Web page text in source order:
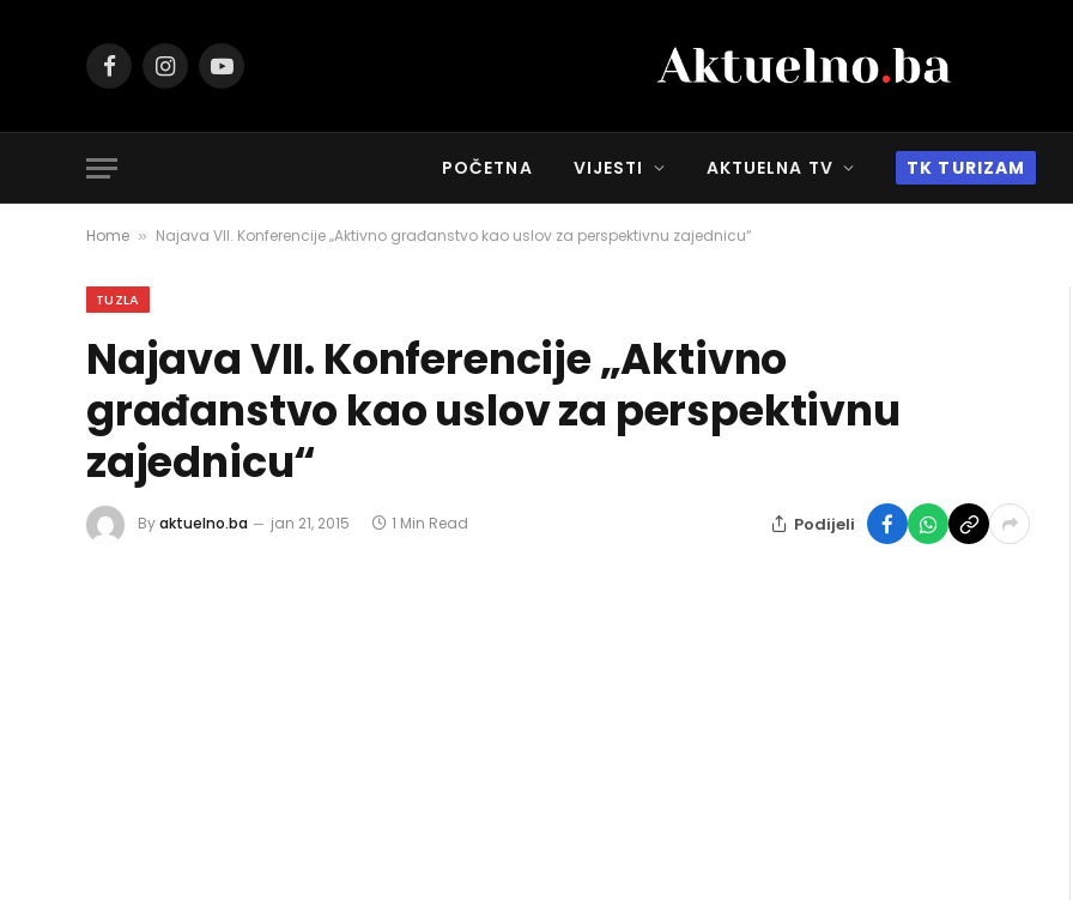
FacebookInstagramYouTube
POČETNA VIJESTI AKTUELNA TV TK TURIZAM
Home » Najava VII. Konferencije „Aktivno građanstvo kao uslov za perspektivnu zajednicu“
TUZLA
Najava VII. Konferencije „Aktivno
građanstvo kao uslov za perspektivnu
zajednicu“
Byaktuelno.ba jan 21, 2015 1 Min Read Podijeli